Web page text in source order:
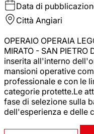
Data di
Città Angiari
OPERAIO OPERAIA
MIRATO - SAN
inserita all'interno
mansioni operative
professionale e con le
categorie protette.Le
fase di selezione sulla
dell'esperienza e delle